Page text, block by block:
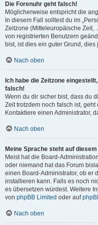
Die Forenuhr geht falsch!
Möglicherweise entspricht die
In diesem Fall solltest du im
Zeitzone (Mitteleuropäische Zeit,
von registrierten Benutzern
bist, ist dies ein guter Grund, dies
Nach oben
Ich habe die Zeitzone
falsch!
Wenn du dir sicher bist, dass du
Zeit trotzdem noch falsch ist,
Kontaktiere einen Administrator,
Nach oben
Meine Sprache steht auf
Meist hat die Board-
oder niemand hat das Forum
einen Board-Administrator, ob er
installieren kann. Falls es noch
es übersetzen würdest. Weitere
von phpBB Limited oder auf
Nach oben